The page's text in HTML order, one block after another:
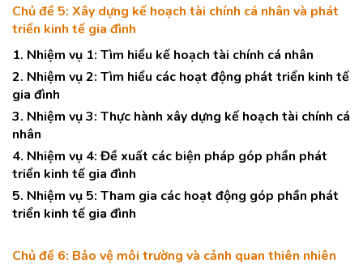
Chủ đề 5: Xây dựng kế hoạch tài chính cá nhân và phát
triển kinh tế gia đình
1. Nhiệm vụ 1: Tìm hiểu kế hoạch tài chính cá nhân
2. Nhiệm vụ 2: Tìm hiểu các hoạt động phát triển kinh tế
gia đình
3. Nhiệm vụ 3: Thực hành xây dựng kế hoạch tài chính cá
nhân
4. Nhiệm vụ 4: Đề xuất các biện pháp góp phần phát
triển kinh tế gia đình
5. Nhiệm vụ 5: Tham gia các hoạt động góp phần phát
triển kinh tế gia đình
Chủ đề 6: Bảo vệ môi trường và cảnh quan thiên nhiên